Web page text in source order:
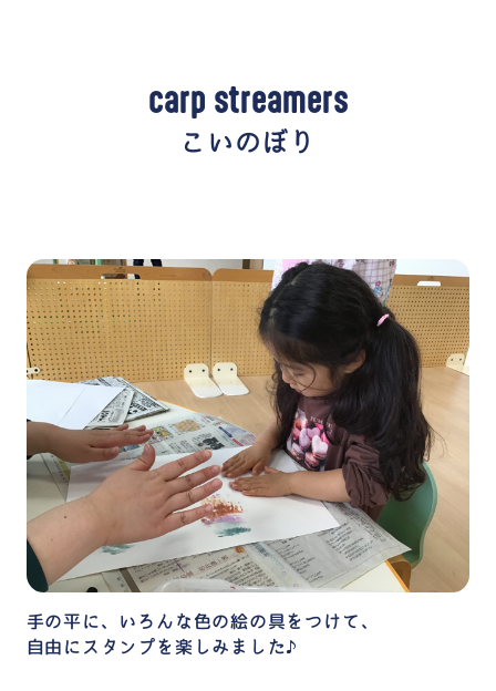
carp streamers
こいのぼり
手の平に、いろんな色の絵の具をつけて、
自由にスタンプを楽しみました♪